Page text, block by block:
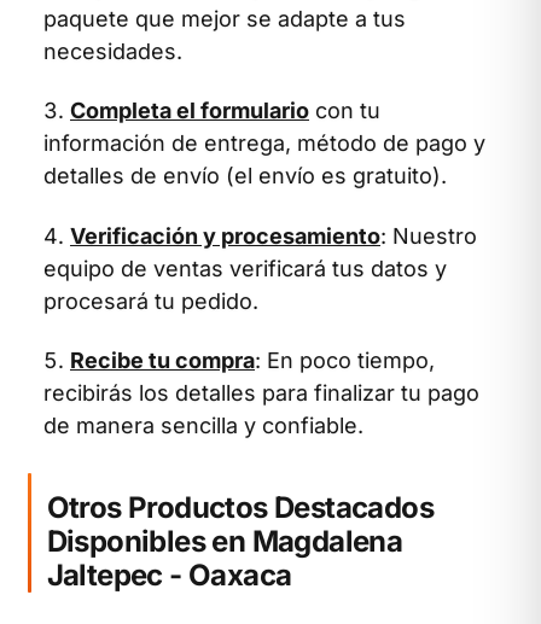
paquete que mejor se adapte a tus
necesidades.
Completa el formulario con tu
información de entrega, método de pago y
detalles de envío (el envío es gratuito).
Verificación y procesamiento: Nuestro
equipo de ventas verificará tus datos y
procesará tu pedido.
Recibe tu compra: En poco tiempo,
recibirás los detalles para finalizar tu pago
de manera sencilla y confiable.
Otros Productos Destacados
Disponibles en Magdalena
Jaltepec - Oaxaca